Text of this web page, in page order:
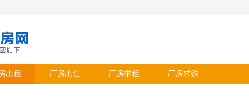
出租 厂房出售 厂房求租 厂房求购